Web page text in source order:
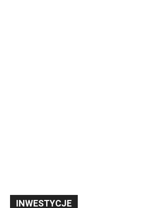
INWESTYCJE